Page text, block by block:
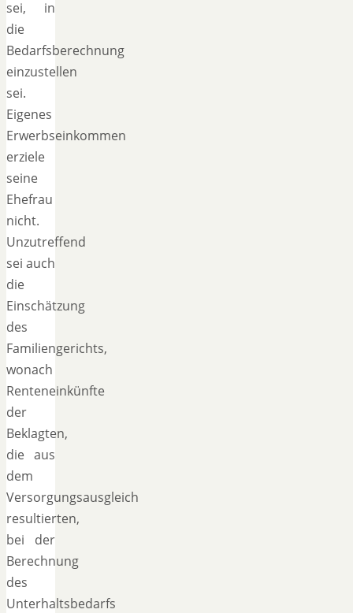
sei, in
die
Bedarfsberechnung
einzustellen
sei.
Eigenes
Erwerbseinkommen
erziele
seine
Ehefrau
nicht.
Unzutreffend
sei auch
die
Einschätzung
des
Familiengerichts,
wonach
Renteneinkünfte
der
Beklagten,
die aus
dem
Versorgungsausgleich
resultierten,
bei der
Berechnung
des
Unterhaltsbedarfs